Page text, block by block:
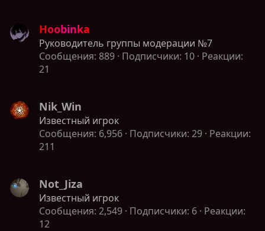
Hoobinka
Руководитель группы модерации №7
Сообщения 889 Подписчики 10 Реакции
21
Nik_Win
Известный игрок
Сообщения 6,956 Подписчики 29 Реакции
211
Not_Jiza
Известный игрок
Сообщения 2,549 Подписчики 6 Реакции
12